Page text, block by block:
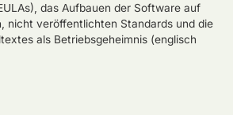
das Aufbauen der Software auf
nicht veröffentlichten Standards und die
als Betriebsgeheimnis (englisch